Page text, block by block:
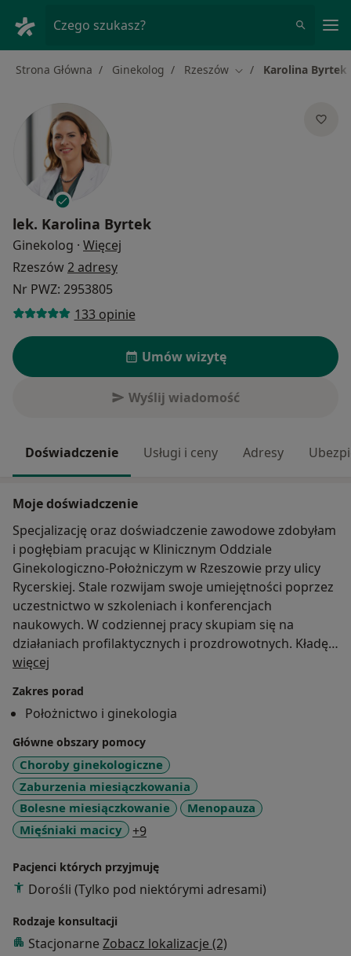
Czego szukasz?
Strona Główna Ginekolog Rzeszów Zmień miasto
Karolina Byrtek
lek. Karolina Byrtek
Ginekolog · Więcej
Rzeszów2 adresy
Nr PWZ: 2953805
133 opinie
Umów wizytę
Wyślij wiadomość
Doświadczenie Usługi i ceny Adresy
Moje doświadczenie
Specjalizację oraz doświadczenie zawodowe zdobyłam
i pogłębiam pracując w Klinicznym Oddziale
Ginekologiczno-Położniczym w Rzeszowie przy ulicy
Rycerskiej. Stale rozwijam swoje umiejętności poprzez
uczestnictwo w szkoleniach i konferencjach
naukowych. W codziennej pracy skupiam się na
działaniach profilaktycznych i prozdrowotnych. Kładę
duży nacisk na indywidualne podejście do każdej
rozwiązywać problemy zdrowotne swoich pacjentek i
dobrać terapię na miarę ich potrzeb. Zapraszam.
więcej
Zakres porad
Położnictwo i ginekologia
Główne obszary pomocy
Choroby ginekologiczne
Zaburzenia miesiączkowania
Bolesne miesiączkowanie
Menopauza
Mięśniaki macicy
+9a11y_sr_more_diseases
Pacjenci których przyjmuję
Dorośli (Tylko pod niektórymi adresami)
Rodzaje konsultacji
Stacjonarne Zobacz lokalizacje (2)